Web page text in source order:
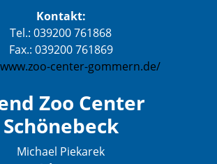
Kontakt:
Tel.: 039200 761868
Fax.: 039200 761869
center-gommern.de/
Zoo Center
Schönebeck
Michael Piekarek